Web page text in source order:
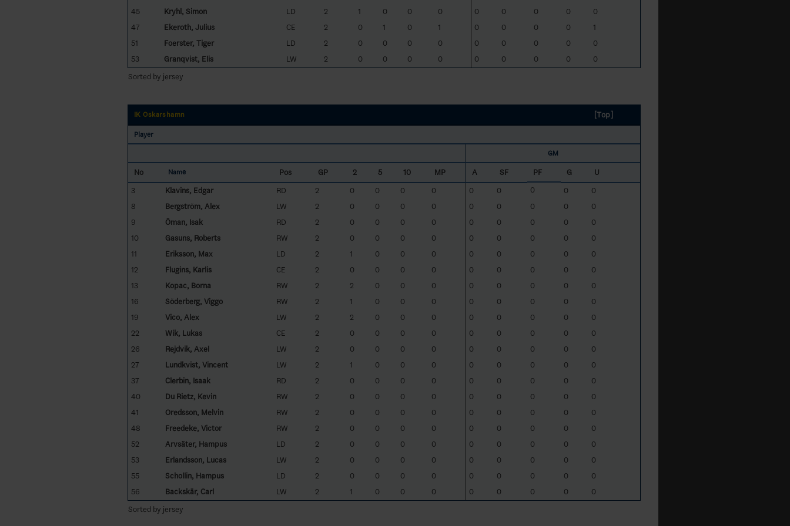
45
Kryhl, Simon LD 2 1 0 0 0 0 0 0 0
0
47
Ekeroth, Julius CE 2 0 1 0 1 0 0 0 0
1
51
Foerster, Tiger LD 2 0 0 0 0 0 0 0 0
0
53
Granqvist, Elis LW 2 0 0 0 0 0 0 0 0
0
Sorted by jersey
IK Oskarshamn [Top]
Player
GM
No Name Pos GP 2 5 10 MP A SF PF G
U
3
Klavins, Edgar RD 2 0 0 0 0 0 0 0 0
0
8
Bergström, Alex LW 2 0 0 0 0 0 0 0 0
0
9
Öman, Isak RD 2 0 0 0 0 0 0 0 0
0
10
Gasuns, Roberts RW 2 0 0 0 0 0 0 0 0
0
11
Eriksson, Max LD 2 1 0 0 0 0 0 0 0
0
12
Flugins, Karlis CE 2 0 0 0 0 0 0 0 0
0
13
Kopac, Borna RW 2 2 0 0 0 0 0 0 0
0
16
Söderberg, Viggo RW 2 1 0 0 0 0 0 0 0
0
19
Vico, Alex LW 2 2 0 0 0 0 0 0 0
0
22
Wik, Lukas CE 2 0 0 0 0 0 0 0 0
0
26
Rejdvik, Axel LW 2 0 0 0 0 0 0 0 0
0
27
Lundkvist, Vincent LW 2 1 0 0 0 0 0 0 0
0
37
Clerbin, Isaak RD 2 0 0 0 0 0 0 0 0
0
40
Du Rietz, Kevin RW 2 0 0 0 0 0 0 0 0
0
41
Oredsson, Melvin RW 2 0 0 0 0 0 0 0 0
0
48
Freedeke, Victor RW 2 0 0 0 0 0 0 0 0
0
52
Arvsäter, Hampus LD 2 0 0 0 0 0 0 0 0
0
53
Erlandsson, Lucas LW 2 0 0 0 0 0 0 0 0
0
55
Schollin, Hampus LD 2 0 0 0 0 0 0 0 0
0
56
Backskär, Carl LW 2 1 0 0 0 0 0 0 0
0
Sorted by jersey